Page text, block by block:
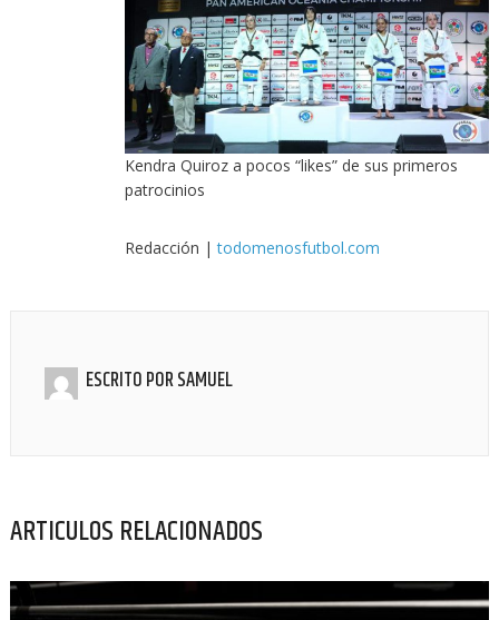
Kendra Quiroz a pocos “likes” de sus primeros
patrocinios
Redacción |todomenosfutbol.com
ESCRITO PORSAMUEL
ARTICULOS RELACIONADOS